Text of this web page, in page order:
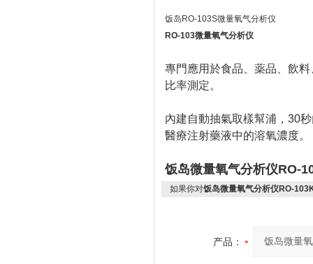
饭岛RO-103S微量氧气分析仪
RO-103微量氧气分析仪
專門應用於食品、薬品、飲
比率測定。
內建自動抽氣取樣幫浦，30
醫療注射藥液中的溶氧濃度。
饭岛微量氧气分析仪RO-
如果你对饭岛微量氧气分析仪RO-
产品：